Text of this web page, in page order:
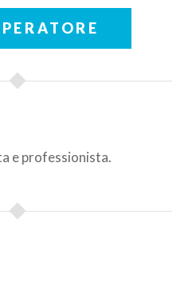
e professionista.